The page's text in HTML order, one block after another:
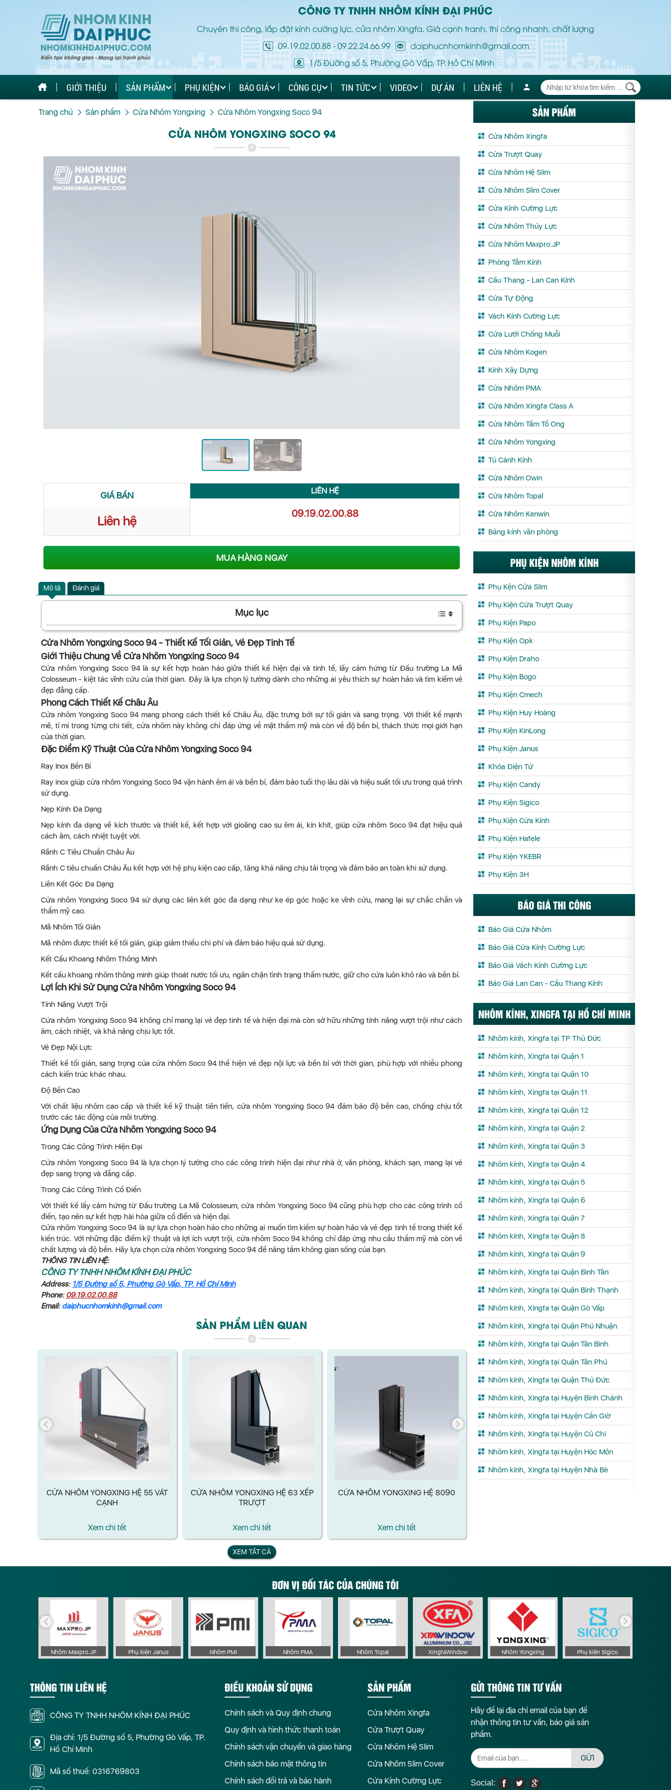
CÔNG TY TNHH NHÔM KÍNH ĐẠI PHÚC
Chuyên thi công, lắp đặt kính cường lực, cửa nhôm Xingfa. Giá cạnh tranh, thi công nhanh, chất lượng
09.19.02.00.88-09.22.24.66.99
daiphucnhomkinh@gmail.com
1/5 Đường số 5, Phường Gò Vấp, TP. Hồ Chí Minh
GIỚI THIỆU SẢN PHẨM PHỤ KIỆN BÁO GIÁ CÔNG CỤ TIN TỨC VIDEO DỰ ÁN LIÊN HỆ
Trang chủ Sản phẩm Cửa Nhôm Yongxing Cửa Nhôm Yongxing Soco 94
CỬA NHÔM YONGXING SOCO 94
GIÁ BÁN
Liên hệ
LIÊN HỆ
09.19.02.00.88
MUA HÀNG NGAY
Mô tả Đánh giá
Mục lục
Cửa Nhôm Yongxing Soco 94 - Thiết Kế Tối Giản, Vẻ Đẹp Tinh Tế
Giới Thiệu Chung Về Cửa Nhôm Yongxing Soco 94
Cửa nhôm Yongxing Soco 94 là sự kết hợp hoàn hảo giữa thiết kế hiện đại và tinh tế, lấy cảm hứng từ Đấu trường La Mã
Colosseum - kiệt tác vĩnh cửu của thời gian. Đây là lựa chọn lý tưởng dành cho những ai yêu thích sự hoàn hảo và tìm kiếm vẻ
đẹp đẳng cấp.
Phong Cách Thiết Kế Châu Âu
Cửa nhôm Yongxing Soco 94 mang phong cách thiết kế Châu Âu, đặc trưng bởi sự tối giản và sang trọng. Với thiết kế mạnh
mẽ, tỉ mỉ trong từng chi tiết, cửa nhôm này không chỉ đáp ứng về mặt thẩm mỹ mà còn về độ bền bỉ, thách thức mọi giới hạn
của thời gian.
Đặc Điểm Kỹ Thuật Của Cửa Nhôm Yongxing Soco 94
Ray Inox Bền Bỉ
Ray inox giúp cửa nhôm Yongxing Soco 94 vận hành êm ái và bền bỉ, đảm bảo tuổi thọ lâu dài và hiệu suất tối ưu trong quá trình
sử dụng.
Nẹp Kính Đa Dạng
Nẹp kính đa dạng về kích thước và thiết kế, kết hợp với gioăng cao su êm ái, kín khít, giúp cửa nhôm Soco 94 đạt hiệu quả
cách âm, cách nhiệt tuyệt vời.
Rãnh C Tiêu Chuẩn Châu Âu
Rãnh C tiêu chuẩn Châu Âu kết hợp với hệ phụ kiện cao cấp, tăng khả năng chịu tải trọng và đảm bảo an toàn khi sử dụng.
Liên Kết Góc Đa Dạng
Cửa nhôm Yongxing Soco 94 sử dụng các liên kết góc đa dạng như ke ép góc hoặc ke vĩnh cửu, mang lại sự chắc chắn và
thẩm mỹ cao.
Mã Nhôm Tối Giản
Mã nhôm được thiết kế tối giản, giúp giảm thiểu chi phí và đảm bảo hiệu quả sử dụng.
Kết Cấu Khoang Nhôm Thông Minh
Kết cấu khoang nhôm thông minh giúp thoát nước tối ưu, ngăn chặn tình trạng thấm nước, giữ cho cửa luôn khô ráo và bền bỉ.
Lợi Ích Khi Sử Dụng Cửa Nhôm Yongxing Soco 94
Tính Năng Vượt Trội
Cửa nhôm Yongxing Soco 94 không chỉ mang lại vẻ đẹp tinh tế và hiện đại mà còn sở hữu những tính năng vượt trội như cách
âm, cách nhiệt, và khả năng chịu lực tốt.
Vẻ Đẹp Nội Lực
Thiết kế tối giản, sang trọng của cửa nhôm Soco 94 thể hiện vẻ đẹp nội lực và bền bỉ với thời gian, phù hợp với nhiều phong
cách kiến trúc khác nhau.
Độ Bền Cao
Với chất liệu nhôm cao cấp và thiết kế kỹ thuật tiên tiến, cửa nhôm Yongxing Soco 94 đảm bảo độ bền cao, chống chịu tốt
trước các tác động của môi trường.
Ứng Dụng Của Cửa Nhôm Yongxing Soco 94
Trong Các Công Trình Hiện Đại
Cửa nhôm Yongxing Soco 94 là lựa chọn lý tưởng cho các công trình hiện đại như nhà ở, văn phòng, khách sạn, mang lại vẻ
đẹp sang trọng và đẳng cấp.
Trong Các Công Trình Cổ Điển
Với thiết kế lấy cảm hứng từ Đấu trường La Mã Colosseum, cửa nhôm Yongxing Soco 94 cũng phù hợp cho các công trình cổ
điển, tạo nên sự kết hợp hài hòa giữa cổ điển và hiện đại.
Cửa nhôm Yongxing Soco 94 là sự lựa chọn hoàn hảo cho những ai muốn tìm kiếm sự hoàn hảo và vẻ đẹp tinh tế trong thiết kế
kiến trúc. Với những đặc điểm kỹ thuật và lợi ích vượt trội, cửa nhôm Soco 94 không chỉ đáp ứng nhu cầu thẩm mỹ mà còn về
chất lượng và độ bền. Hãy lựa chọn cửa nhôm Yongxing Soco 94 để nâng tầm không gian sống của bạn.
THÔNG TIN LIÊN HỆ:
CÔNG TY TNHH NHÔM KÍNH ĐẠI PHÚC
Address: 1/5 Đường số 5, Phường Gò Vấp, TP. Hồ Chí Minh
Phone: 09.19.02.00.88
Email: daiphucnhomkinh@gmail.com
SẢN PHẨM LIÊN QUAN
CỬA NHÔM YONGXING HỆ 55 VÁT
CẠNH
Xem chi tết
CỬA NHÔM YONGXING HỆ 63 XẾP
TRƯỢT
Xem chi tết
CỬA NHÔM YONGXING HỆ 8090
Xem chi tết
CỬA NHÔM YONGXING HỆ 94 MỞ
XEM TẤT CẢ
SẢN PHẨM
Cửa Nhôm Xingfa
Cửa Trượt Quay
Cửa Nhôm Hệ Slim
Cửa Nhôm Slim Cover
Cửa Kính Cường Lực
Cửa Nhôm Thủy Lực
Cửa Nhôm Maxpro.JP
Phòng Tắm Kính
Cầu Thang - Lan Can Kính
Cửa Tự Động
Vách Kính Cường Lực
Cửa Lưới Chống Muỗi
Cửa Nhôm Kogen
Kính Xây Dựng
Cửa Nhôm PMA
Cửa Nhôm Xingfa Class A
Cửa Nhôm Tấm Tổ Ong
Cửa Nhôm Yongxing
Tủ Cánh Kính
Cửa Nhôm Owin
Cửa Nhôm Topal
Cửa Nhôm Kenwin
Bảng kính văn phòng
PHỤ KIỆN NHÔM KÍNH
Phụ Kện Cửa Slim
Phụ Kiện Cửa Trượt Quay
Phụ Kiện Papo
Phụ Kiện Opk
Phụ Kiện Draho
Phụ Kiện Bogo
Phụ Kiện Cmech
Phụ Kiện Huy Hoàng
Phụ Kiện KinLong
Phụ Kiện Janus
Khóa Điện Tử
Phụ Kiện Candy
Phụ Kiện Sigico
Phụ Kiện Cửa Kính
Phụ Kiện Hafele
Phụ Kiện YKEBR
Phụ Kiện 3H
BÁO GIÁ THI CÔNG
Báo Giá Cửa Nhôm
Báo Giá Cửa Kính Cường Lực
Báo Giá Vách Kính Cường Lực
Báo Giá Lan Can - Cầu Thang Kính
NHÔM KÍNH, XINGFA TẠI HỒ CHÍ MINH
Nhôm kính, Xingfa tại TP Thủ Đức
Nhôm kính, Xingfa tại Quận 1
Nhôm kính, Xingfa tại Quận 10
Nhôm kính, Xingfa tại Quận 11
Nhôm kính, Xingfa tại Quận 12
Nhôm kính, Xingfa tại Quận 2
Nhôm kính, Xingfa tại Quận 3
Nhôm kính, Xingfa tại Quận 4
Nhôm kính, Xingfa tại Quận 5
Nhôm kính, Xingfa tại Quận 6
Nhôm kính, Xingfa tại Quận 7
Nhôm kính, Xingfa tại Quận 8
Nhôm kính, Xingfa tại Quận 9
Nhôm kính, Xingfa tại Quận Bình Tân
Nhôm kính, Xingfa tại Quận Bình Thạnh
Nhôm kính, Xingfa tại Quận Gò Vấp
Nhôm kính, Xingfa tại Quận Phú Nhuận
Nhôm kính, Xingfa tại Quận Tân Bình
Nhôm kính, Xingfa tại Quận Tân Phú
Nhôm kính, Xingfa tại Quận Thủ Đức
Nhôm kính, Xingfa tại Huyện Bình Chánh
Nhôm kính, Xingfa tại Huyện Cần Giờ
Nhôm kính, Xingfa tại Huyện Củ Chi
Nhôm kính, Xingfa tại Huyện Hóc Môn
Nhôm kính, Xingfa tại Huyện Nhà Bè
ĐƠN VỊ ĐỐI TÁC CỦA CHÚNG TÔI
Nhôm Maxpro.JP Phụ kiện Janus Nhôm PMI Nhôm PMA Nhôm Topal XingfaWindow Nhôm Yongxing Phụ kiện Sigico
THÔNG TIN LIÊN HỆ
CÔNG TY TNHH NHÔM KÍNH ĐẠI PHÚC
Địa chỉ: 1/5 Đường số 5, Phường Gò Vấp, TP.
Hồ Chí Minh
Mã số thuế: 0316769803
ĐIỀU KHOẢN SỬ DỤNG
Chính sách và Quy định chung
Quy định và hình thức thanh toán
Chính sách vận chuyển và giao hàng
Chính sách bảo mật thông tin
Chính sách đổi trả và bảo hành
SẢN PHẨM
Cửa Nhôm Xingfa
Cửa Trượt Quay
Cửa Nhôm Hệ Slim
Cửa Nhôm Slim Cover
Cửa Kính Cường Lực
GỬI THÔNG TIN TƯ VẤN
Hãy để lại địa chỉ email của bạn để
nhận thông tin tư vấn, báo giá sản
phẩm.
GỬI
Social: